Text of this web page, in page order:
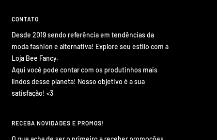
CONTATO
Desde 2019 sendo referência em tendências da
moda fashion e alternativa! Explore seu estilo com a
Loja Bee Fancy.
Aqui você pode contar com os produtinhos mais
lindos desse planeta! Nosso objetivo é a sua
satisfação! <3
RECEBA NOVIDADES E PROMOS!